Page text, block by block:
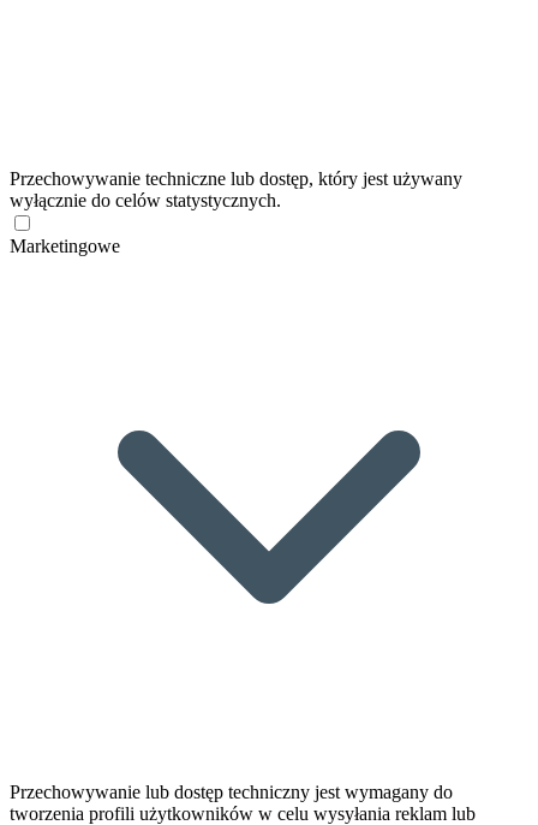
Przechowywanie techniczne lub dostęp, który jest używany
wyłącznie do celów statystycznych.
Marketingowe
Przechowywanie lub dostęp techniczny jest wymagany do
tworzenia profili użytkowników w celu wysyłania reklam lub